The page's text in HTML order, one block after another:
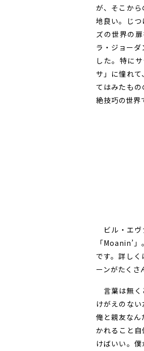
が、そこか
地良い。じ
ズの世界の
ラ・ジョー
した。特に
サ」に憧れ
てはみたも
絶技巧の世界
ビル・エヴ
「Moanin’
です。詳し
ーンがたくさ
言葉は無く
けがえのな
俺と親友な
かれること
けばいい。